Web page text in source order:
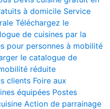
à domicile Service
Téléchargez le
de cuisines par la
pour personnes à mobilité
le catalogue de
réduite
clients Foire aux
équipées Postes
Action de parrainage